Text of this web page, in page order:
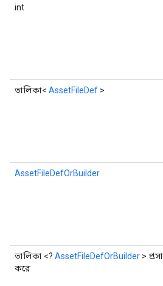
int
তালিকা< AssetFileDef >
AssetFileDefOrBuilder
তালিকা <? AssetFileDefOrBuilder >
করে